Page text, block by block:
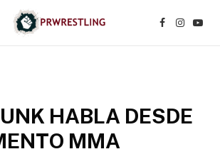
Facebook
HABLA DESDE
MMA